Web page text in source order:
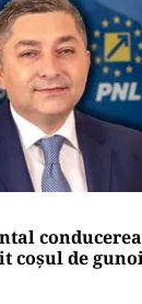
conducerea
coșul de